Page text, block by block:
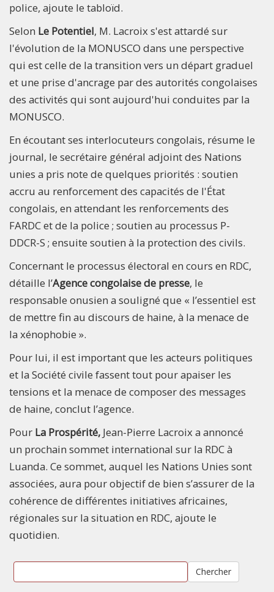
police, ajoute le tabloïd.
Selon Le Potentiel, M. Lacroix s'est attardé sur
l'évolution de la MONUSCO dans une perspective
qui est celle de la transition vers un départ graduel
et une prise d'ancrage par des autorités congolaises
des activités qui sont aujourd'hui conduites par la
MONUSCO.
En écoutant ses interlocuteurs congolais, résume le
journal, le secrétaire général adjoint des Nations
unies a pris note de quelques priorités : soutien
accru au renforcement des capacités de l'État
congolais, en attendant les renforcements des
FARDC et de la police ; soutien au processus P-
DDCR-S ; ensuite soutien à la protection des civils.
Concernant le processus électoral en cours en RDC,
détaille l’Agence congolaise de presse, le
responsable onusien a souligné que « l’essentiel est
de mettre fin au discours de haine, à la menace de
la xénophobie ».
Pour lui, il est important que les acteurs politiques
et la Société civile fassent tout pour apaiser les
tensions et la menace de composer des messages
de haine, conclut l’agence.
Pour La Prospérité, Jean-Pierre Lacroix a annoncé
un prochain sommet international sur la RDC à
Luanda. Ce sommet, auquel les Nations Unies sont
associées, aura pour objectif de bien s’assurer de la
cohérence de différentes initiatives africaines,
régionales sur la situation en RDC, ajoute le
quotidien.
Chercher